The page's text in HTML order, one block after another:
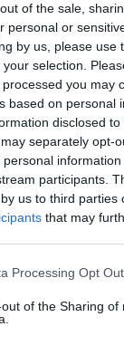
of the sale,
personal or
by us, please use
selection.
you may
based on personal
disclosed
separately opt-
participants.
us to third parties
that may
website/app uses
visit or usage
to Google and
specified
Processing Opt
of the Sharing of
las
las
La
de Emirates
también abre
la
turístico